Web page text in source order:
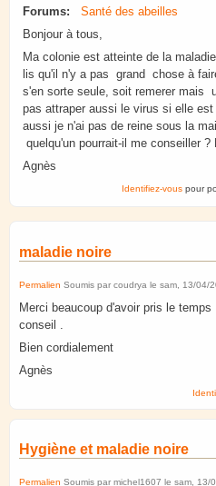
Forums:
Santé des abeilles
Bonjour à tous,
Ma colonie est atteinte de la
lis qu'il n'y a pas grand chose à
s'en sorte seule, soit remerer mais
pas attraper aussi le virus si elle
aussi je n'ai pas de reine sous la
quelqu'un pourrait-il me conseiller ?
Agnès
Identifiez-vous pour
maladie noire
Permalien Soumis par coudrya le sam, 13/04/
Merci beaucoup d'avoir pris le
conseil .
Bien cordialement
Agnès
Hygiène et maladie noire
Permalien Soumis par michel1607 le sam, 13/